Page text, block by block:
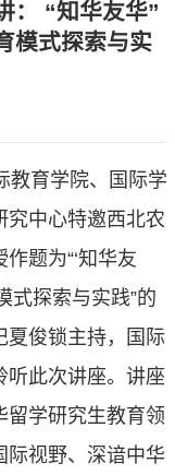
： “知华友华”
模式探索与实
教育学院、国际学
究中心特邀西北农
作题为“‘知华友
式探索与实践”的
夏俊锁主持，国际
听此次讲座。 讲座
留学研究生教育领
际视野、深谙中华